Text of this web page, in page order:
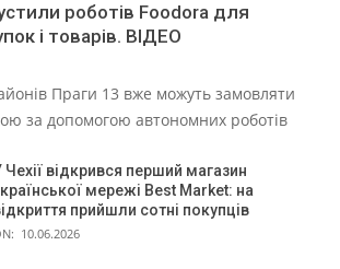
роботів Foodora для
і товарів. ВІДЕО
Праги 13 вже можуть замовляти
за допомогою автономних роботів
Чехії відкрився перший магазин
мережі Best Market: на
прийшли сотні покупців
10.06.2026